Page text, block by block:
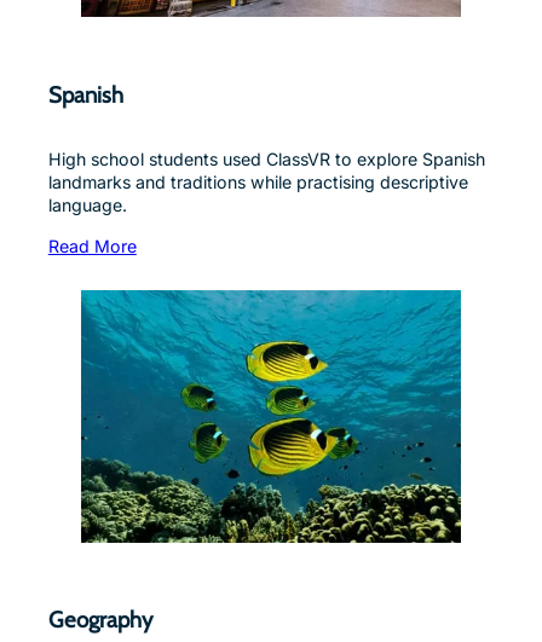
Spanish
High school students used ClassVR to explore Spanish
landmarks and traditions while practising descriptive
language.
Read More
Geography